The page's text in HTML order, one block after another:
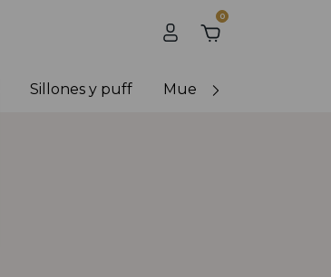
0
Sillones y puff Muebles de exterior